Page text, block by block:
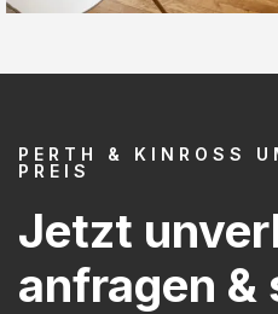
PERTH & KINROSS
PREIS
Jetzt
anfragen &